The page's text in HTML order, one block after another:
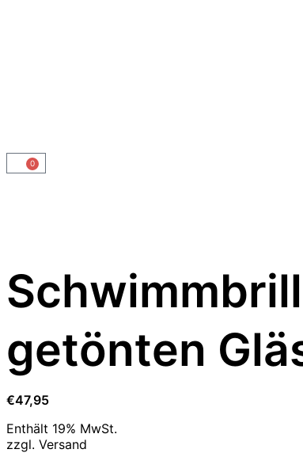
0
getönten
€47,95
Enthält 19% MwSt.
zzgl. Versand